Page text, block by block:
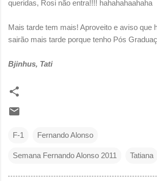
queridas, Rosi não entra!!!! hahahahaahaha
Mais tarde tem mais! Aproveito e aviso que
sairão mais tarde porque tenho Pós
Bjinhus, Tati
F-1 Fernando Alonso
Semana Fernando Alonso 2011 Tatiana